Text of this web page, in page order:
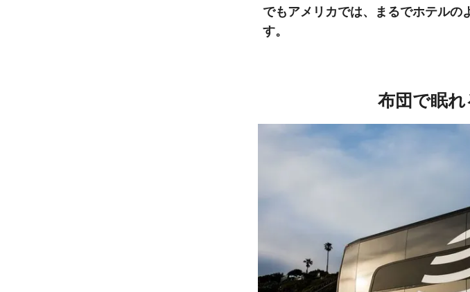
でもアメリカでは、まるでホテルの
す。
布団で眠